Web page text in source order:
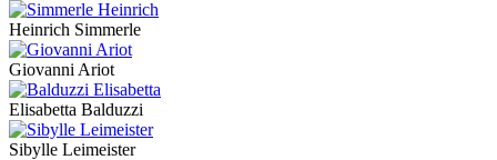
Heinrich Simmerle
Giovanni Ariot
Elisabetta Balduzzi
Sibylle Leimeister